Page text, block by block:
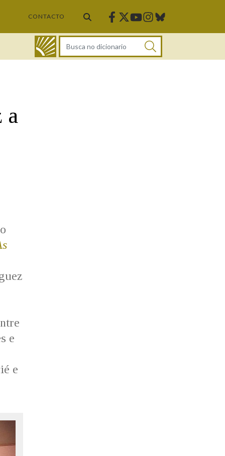
CONTACTO Facebook
Twitter
Youtube
Instagram
Bluesky
DICIONARIO
a
e
e